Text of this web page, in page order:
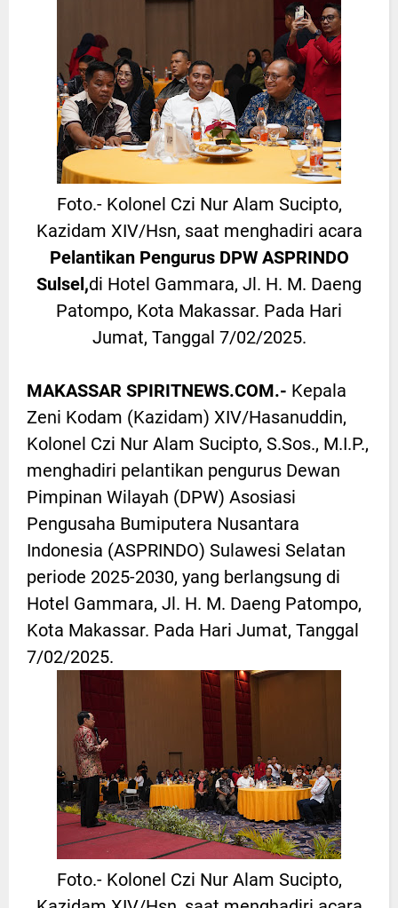
Foto.- Kolonel Czi Nur Alam Sucipto,
Kazidam XIV/Hsn, saat menghadiri acara
Pelantikan Pengurus DPW ASPRINDO
Sulsel,di Hotel Gammara, Jl. H. M. Daeng
Patompo, Kota Makassar. Pada Hari
Jumat, Tanggal 7/02/2025.
MAKASSAR SPIRITNEWS.COM.- Kepala
Zeni Kodam (Kazidam) XIV/Hasanuddin,
Kolonel Czi Nur Alam Sucipto, S.Sos., M.I.P.,
menghadiri pelantikan pengurus Dewan
Pimpinan Wilayah (DPW) Asosiasi
Pengusaha Bumiputera Nusantara
Indonesia (ASPRINDO) Sulawesi Selatan
periode 2025-2030, yang berlangsung di
Hotel Gammara, Jl. H. M. Daeng Patompo,
Kota Makassar. Pada Hari Jumat, Tanggal
7/02/2025.
Foto.- Kolonel Czi Nur Alam Sucipto,